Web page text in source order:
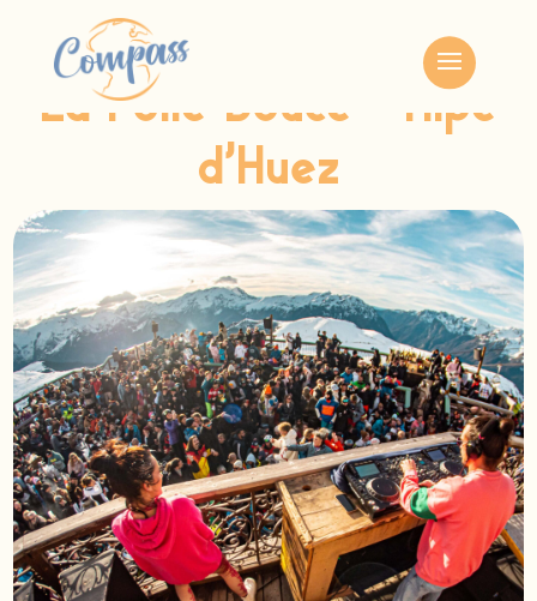
Voir toutes les offres
La Folie Douce – Alpe
d’Huez